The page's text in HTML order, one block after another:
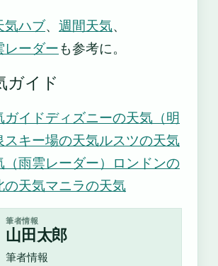
気ハブ、 週間天気、
レーダーも参考に。
ガイド
ガイドディズニーの天気（明
スキー場の天気ルスツの天気
雨雲レーダー） ロンドンの
の天気マニラの天気
筆者情報
山田太郎
筆者情報